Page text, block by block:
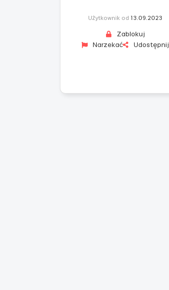
Użytkownik od 13.09.2023
Zablokuj
Narzekać
Udostępnij